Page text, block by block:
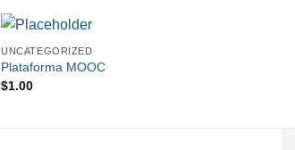
UNCATEGORIZED
Plataforma MOOC
$1.00